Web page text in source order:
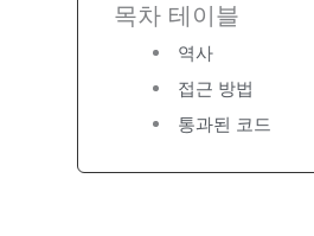
목차 테이블
역사
접근 방법
통과된 코드